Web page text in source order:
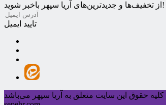
از تخفیف‌ها و جدیدترین‌های آریا سپهر باخبر شوید!
تایید ایمیل